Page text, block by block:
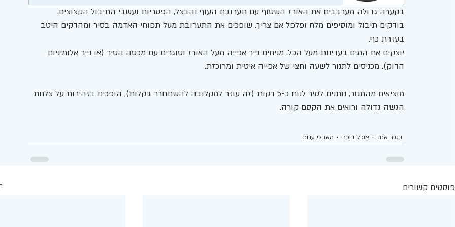
בקערה גדולה מערבבים את האורז השטוף עם תערובת העוף והבצל, הפטריות ועשבי התיבול הקצוצים.
בודקים תיבול ומוסיפים מלח ופלפל אם צריך. שופכים את התערובת מעל תפוחי האדמה בסיר ומהדקים היטב
בעזרת כף.
יוצקים את המים בעדינות מעל הכל. מניחים נייר אפייה מעל האורז וסוגרים עם מכסה הסיר (או נייר אלומיניום
הדוק). מכניסים לתנור לשעה וחצי של אפייה איטית ומרוכזת.
מוציאים מהתנור, נותנים לסיר לנוח כ-5 דקות (זה עוזר למקלובה להשתחרר בקלות), הופכים בזהירות על צלחת
הגשה גדולה ורואים את הקסם קורה.
בסיר אחד אוכל בוכרי מאכלי עדות
פוסטים קשורים